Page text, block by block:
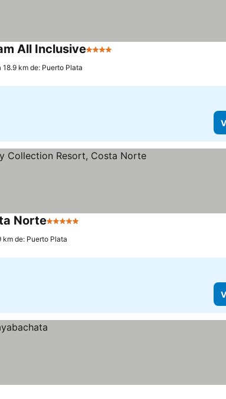
All Inclusive4 Estrellas
18.9 km de: Puerto Plata
Norte5 Estrellas
km de: Puerto Plata